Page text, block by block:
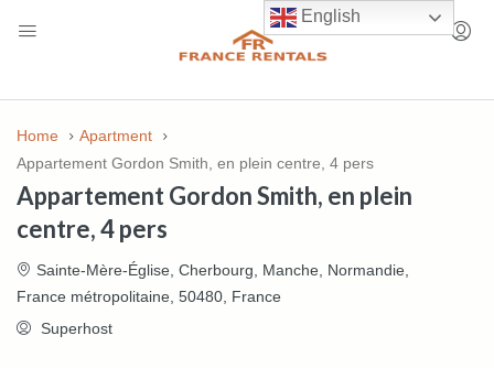
Home
Apartment
Appartement Gordon Smith, en plein centre, 4 pers
Appartement Gordon Smith, en plein
centre, 4 pers
Sainte-Mère-Église, Cherbourg, Manche, Normandie,
France métropolitaine, 50480, France
Superhost
English